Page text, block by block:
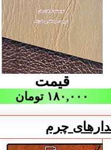
قیمت
۱۸۰,۰۰۰ تومان
چرم